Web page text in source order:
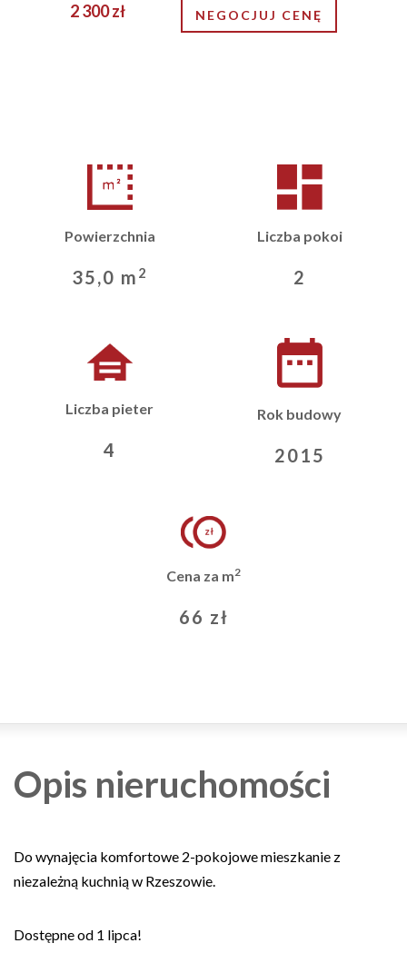
NEGOCJUJ CENĘ
2 300 zł
Powierzchnia
35,0 m 2
Liczba pokoi
2
Liczba pieter
4
Rok budowy
2015
Cena za m2
66 zł
Opis nieruchomości
Do wynajęcia komfortowe 2-pokojowe mieszkanie z
niezależną kuchnią w Rzeszowie.
Dostępne od 1 lipca!